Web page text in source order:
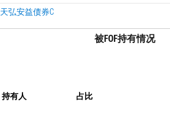
天弘安益债券C
持有人 占比
被FOF持有情况